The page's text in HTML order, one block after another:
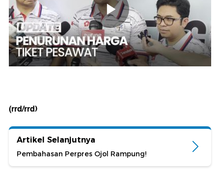
(rrd/rrd)
Artikel Selanjutnya
Pembahasan Perpres Ojol Rampung!